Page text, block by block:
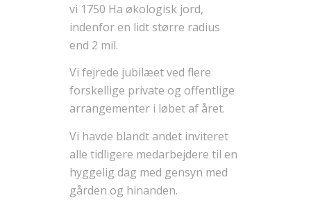
vi 1750 Ha økologisk jord,
indenfor en lidt større radius
end 2 mil.
Vi fejrede jubilæet ved flere
forskellige private og offentlige
arrangementer i løbet af året.
Vi havde blandt andet inviteret
alle tidligere medarbejdere til en
hyggelig dag med gensyn med
gården og hinanden.